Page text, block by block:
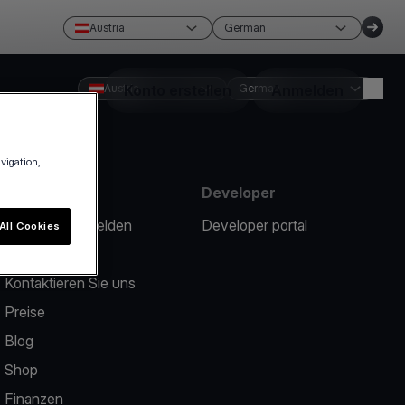
Austria German
Konto erstellen Anmelden
Austria German
Ein Problem melden
Kontaktieren Sie uns
Preise
Blog
Shop
Finanzen
Developer
Developer portal
Cookies